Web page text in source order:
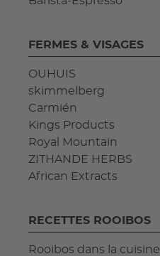
FERMES & VISAGES
OUHUIS
skimmelberg
Carmién
Kings Products
Royal Mountain
ZITHANDE HERBS
African Extracts
RECETTES ROOIBOS
Rooibos dans la cuisine